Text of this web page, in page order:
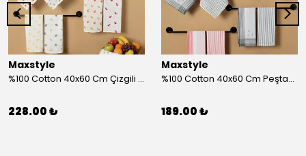
Maxstyle
%100 Cotton 40x60 Cm Çizgili Peştemal Kurulama Bezi 2 Li Set
228.00 ₺
Maxstyle
%100 Cotton 40x60 Cm Peştamal Kurulama Bezi 4 Lü Set
189.00 ₺